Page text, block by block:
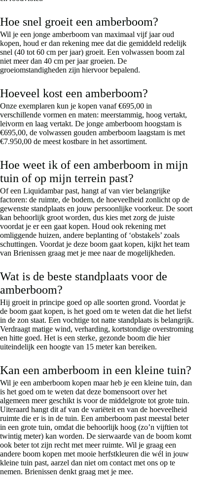
Hoe snel groeit een amberboom?
Wil je een jonge amberboom van maximaal vijf jaar oud
kopen, houd er dan rekening mee dat die gemiddeld redelijk
snel (40 tot 60 cm per jaar) groeit. Een volwassen boom zal
niet meer dan 40 cm per jaar groeien. De
groeiomstandigheden zijn hiervoor bepalend.
Hoeveel kost een amberboom?
Onze exemplaren kun je kopen vanaf €695,00 in
verschillende vormen en maten: meerstammig, hoog vertakt,
leivorm en laag vertakt. De jonge amberboom hoogstam is
€695,00, de volwassen gouden amberboom laagstam is met
€7.950,00 de meest kostbare in het assortiment.
Hoe weet ik of een amberboom in mijn
tuin of op mijn terrein past?
Of een Liquidambar past, hangt af van vier belangrijke
factoren: de ruimte, de bodem, de hoeveelheid zonlicht op de
gewenste standplaats en jouw persoonlijke voorkeur. De soort
kan behoorlijk groot worden, dus kies met zorg de juiste
voordat je er een gaat kopen. Houd ook rekening met
omliggende huizen, andere beplanting of ‘obstakels’ zoals
schuttingen. Voordat je deze boom gaat kopen, kijkt het team
van Brienissen graag met je mee naar de mogelijkheden.
Wat is de beste standplaats voor de
amberboom?
Hij groeit in principe goed op alle soorten grond. Voordat je
de boom gaat kopen, is het goed om te weten dat die het liefst
in de zon staat. Een vochtige tot natte standplaats is belangrijk.
Verdraagt matige wind, verharding, kortstondige overstroming
en hitte goed. Het is een sterke, gezonde boom die hier
uiteindelijk een hoogte van 15 meter kan bereiken.
Kan een amberboom in een kleine tuin?
Wil je een amberboom kopen maar heb je een kleine tuin, dan
is het goed om te weten dat deze bomensoort over het
algemeen meer geschikt is voor de middelgrote tot grote tuin.
Uiteraard hangt dit af van de variëteit en van de hoeveelheid
ruimte die er is in de tuin. Een amberboom past meestal beter
in een grote tuin, omdat die behoorlijk hoog (zo’n vijftien tot
twintig meter) kan worden. De sierwaarde van de boom komt
ook beter tot zijn recht met meer ruimte. Wil je graag een
andere boom kopen met mooie herfstkleuren die wél in jouw
kleine tuin past, aarzel dan niet om contact met ons op te
nemen. Brienissen denkt graag met je mee.